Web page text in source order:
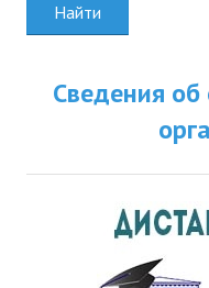
Найти
Сведения об